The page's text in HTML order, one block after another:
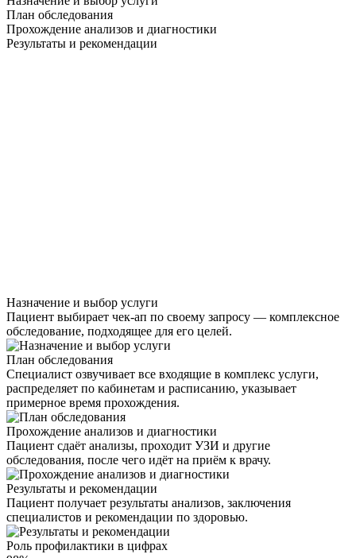
План обследования
Прохождение анализов и диагностики
Результаты и рекомендации
Назначение и выбор услуги
Пациент выбирает чек-ап по своему запросу — комплексное
обследование, подходящее для его целей.
План обследования
Специалист озвучивает все входящие в комплекс услуги,
распределяет по кабинетам и расписанию, указывает
примерное время прохождения.
Прохождение анализов и диагностики
Пациент сдаёт анализы, проходит УЗИ и другие
обследования, после чего идёт на приём к врачу.
Результаты и рекомендации
Пациент получает результаты анализов, заключения
специалистов и рекомендации по здоровью.
Роль профилактики в цифрах